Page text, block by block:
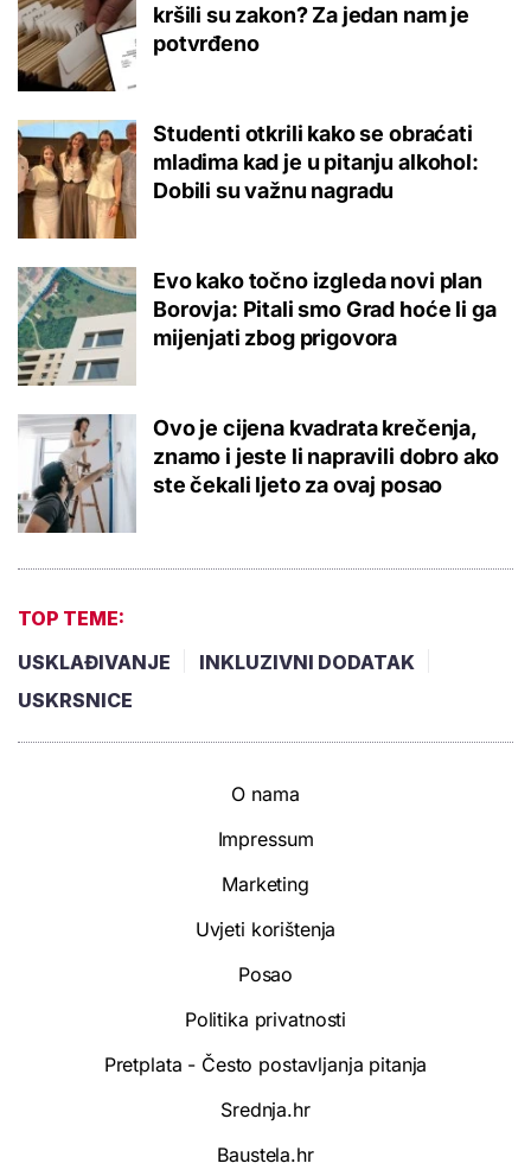
kršili su zakon? Za jedan nam je
potvrđeno
Studenti otkrili kako se obraćati
mladima kad je u pitanju alkohol:
Dobili su važnu nagradu
Evo kako točno izgleda novi plan
Borovja: Pitali smo Grad hoće li ga
mijenjati zbog prigovora
Ovo je cijena kvadrata krečenja,
znamo i jeste li napravili dobro ako
ste čekali ljeto za ovaj posao
TOP TEME:
USKLAĐIVANJE
INKLUZIVNI DODATAK
USKRSNICE
O nama
Impressum
Marketing
Uvjeti korištenja
Posao
Politika privatnosti
Pretplata - Često postavljanja pitanja
Srednja.hr
Baustela.hr